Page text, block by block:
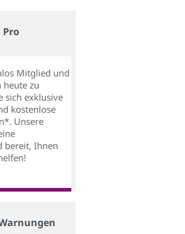
Pro
Mitglied und
heute zu
sich exklusive
kostenlose
Unsere
bereit, Ihnen